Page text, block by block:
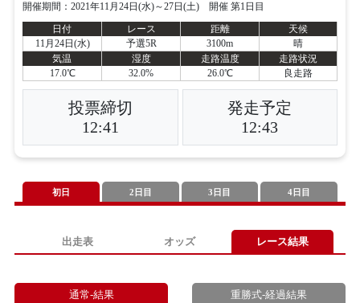
開催期間：2021年11月24日(水)～27日(土) 開催 第1日目
日付
レース 距離
天候
11月24日(水)
予選5R 3100m
晴
気温
湿度 走路温度
走路状況
17.0℃
32.0% 26.0℃ 良走路
投票締切
12:41
発走予定
12:43
初日 2日目 3日目 4日目
出走表 オッズ レース結果
通常-結果 重勝式-経過結果